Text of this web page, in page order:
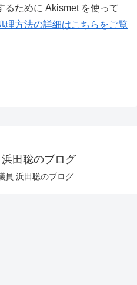
るために Akismet を使って
理方法の詳細はこちらをご覧
田聡のブログ
員 浜田聡のブログ.